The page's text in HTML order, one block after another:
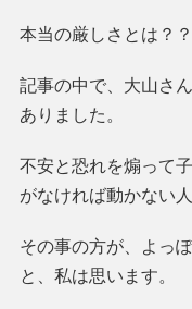
本当の厳しさとは？？
記事の中で、大山さ
ありました。
不安と恐れを煽って
がなければ動かない
その事の方が、よっ
と、私は思います。